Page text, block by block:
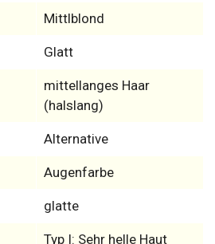
Mittlblond
Glatt
mittellanges Haar
(halslang)
Alternative
Augenfarbe
glatte
Typ I: Sehr helle Haut